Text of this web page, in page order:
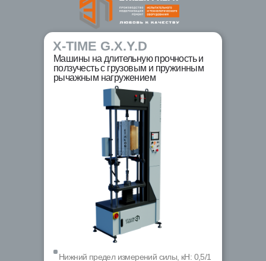
X-TIME G.X.Y.D
Машины на длительную прочность и
ползучесть с грузовым и пружинным
рычажным нагружением
Нижний предел измерений силы, кН: 0,5/1